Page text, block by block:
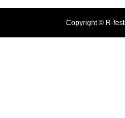
Copyright ©R-